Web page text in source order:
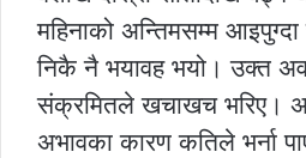
महिनाको अन्तिमसम्म
निकै नै भयावह भयो। उक्त
संक्रमितले खचाखच भरिए।
अभावका कारण कतिले भर्ना